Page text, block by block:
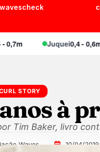
wavescheck
Juquei0,4 - 0,6m
STORY
à
Tim Baker, livro
Waves 10/04/2019